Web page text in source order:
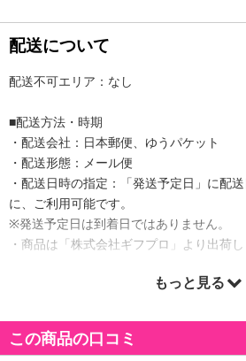
配送について
配送不可エリア：なし
■配送方法・時期
・配送会社：日本郵便、ゆうパケット
・配送形態：メール便
・配送日時の指定：「発送予定日」に配
に、ご利用可能です。
※発送予定日は到着日ではありません。
・商品は「株式会社ギフプロ」より出荷し
北海道札幌市にて、1948年に創業。
もっと見る
この商品の口コミ